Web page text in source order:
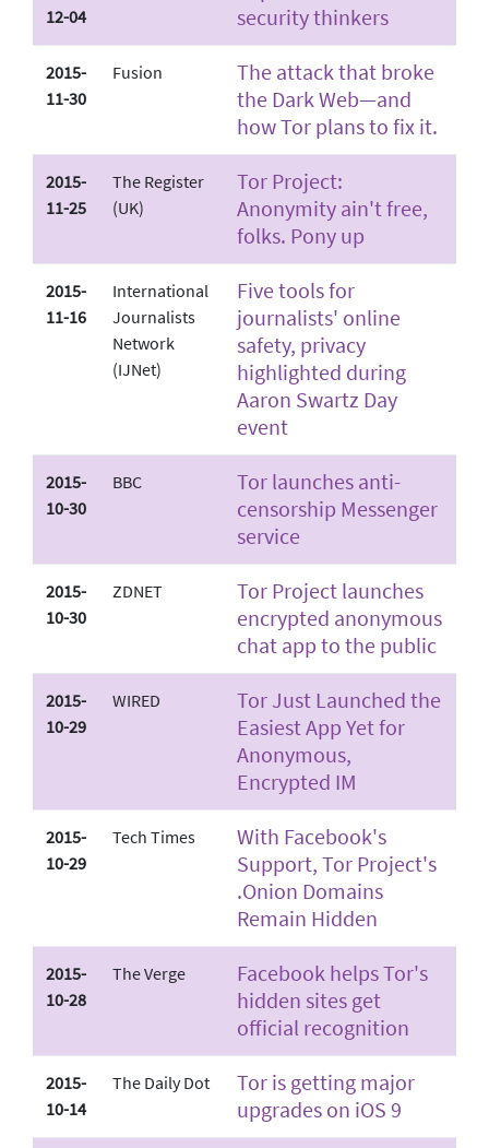
12-04
security thinkers
2015-
11-30
Fusion
The attack that broke
the Dark Web—and
how Tor plans to fix it.
2015-
11-25
The Register
(UK)
Tor Project:
Anonymity ain't free,
folks. Pony up
2015-
11-16
International
Journalists
Network
(IJNet)
Five tools for
journalists' online
safety, privacy
highlighted during
Aaron Swartz Day
event
2015-
10-30
BBC
Tor launches anti­
censorship Messenger
service
2015-
10-30
ZDNET
Tor Project launches
encrypted anonymous
chat app to the public
2015-
10-29
WIRED
Tor Just Launched the
Easiest App Yet for
Anonymous,
Encrypted IM
2015-
10-29
Tech Times
With Facebook's
Support, Tor Project's
.Onion Domains
Remain Hidden
2015-
10-28
The Verge
Facebook helps Tor's
hidden sites get
official recognition
2015-
10-14
The Daily Dot
Tor is getting major
upgrades on iOS 9